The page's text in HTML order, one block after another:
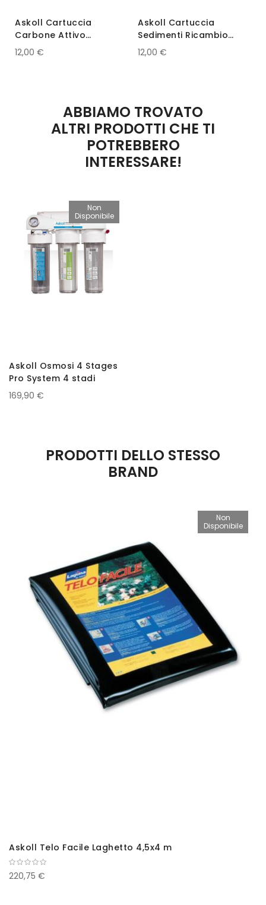
Askoll Cartuccia
Carbone Attivo
Ricambio Impianto
Osmosi
12,00 €
Askoll Cartuccia
Sedimenti Ricambio
Impianto Osmosi
12,00 €
ABBIAMO TROVATO
ALTRI PRODOTTI CHE TI
POTREBBERO
INTERESSARE!
Non
Disponibile
Askoll Osmosi 4 Stages
Pro System 4 stadi
169,90 €
PRODOTTI DELLO STESSO
BRAND
Non
Disponibile
Askoll Telo Facile Laghetto 4,5x4 m
220,75 €